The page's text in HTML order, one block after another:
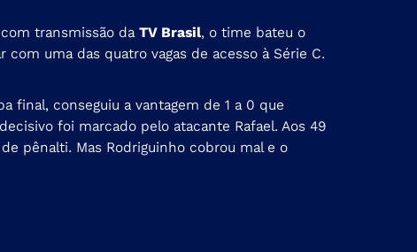
transmissão da TV Brasil, o time bateu o
uma das quatro vagas de acesso à Série C.
final, conseguiu a vantagem de 1 a 0 que
foi marcado pelo atacante Rafael. Aos 49
pênalti. Mas Rodriguinho cobrou mal e o